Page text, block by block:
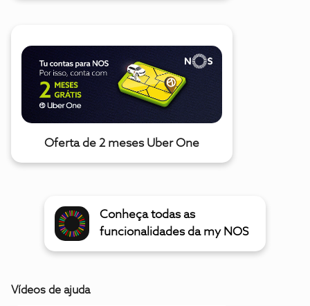
Oferta de 2 meses Uber One
Conheça todas as
funcionalidades da my NOS
Vídeos de ajuda